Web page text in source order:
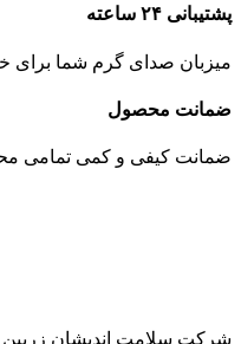
پشتیبانی ۲۴ ساعته
میزبان صدای گرم شما برای
ضمانت محصول
ضمانت کیفی و کمی تمامی